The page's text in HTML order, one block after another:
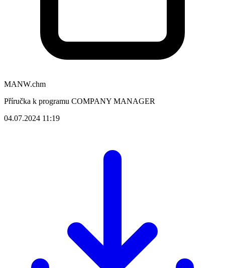
MANW.chm
Příručka k programu COMPANY MANAGER
04.07.2024 11:19